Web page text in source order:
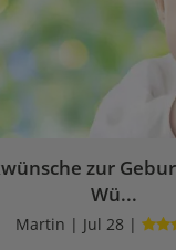
zur
Wü...
Martin | Jul 28 |